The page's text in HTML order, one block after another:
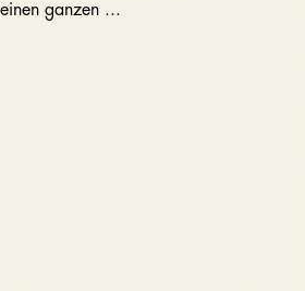
ganzen ...